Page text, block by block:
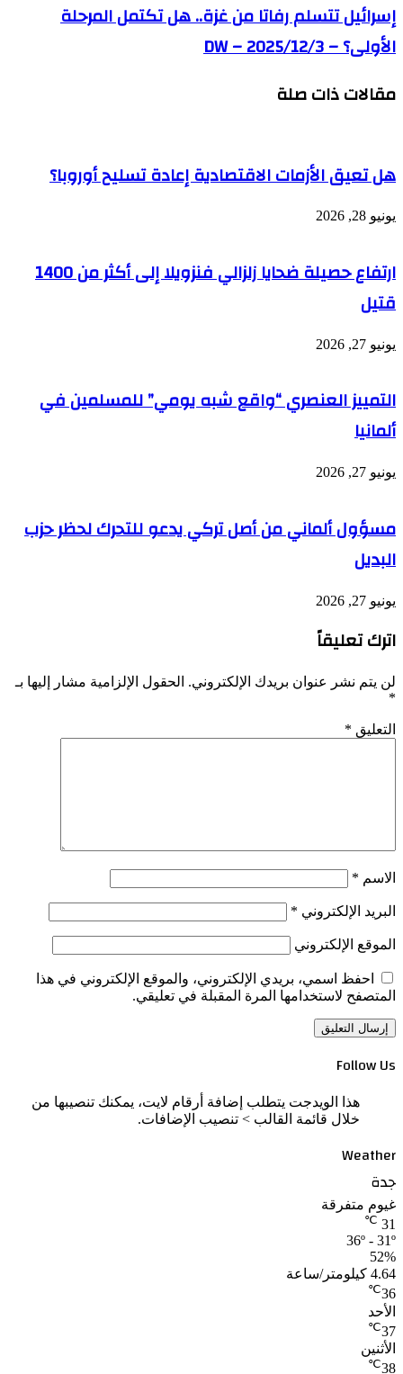
إسرائيل تتسلم رفاتا من غزة.. هل تكتمل المرحلة
الأولى؟ – DW – 2025/12/3
مقالات ذات صلة
هل تعيق الأزمات الاقتصادية إعادة تسليح أوروبا؟
يونيو 28, 2026
ارتفاع حصيلة ضحايا زلزالي فنزويلا إلى أكثر من 1400
قتيل
يونيو 27, 2026
التمييز العنصري “واقع شبه يومي” للمسلمين في
ألمانيا
يونيو 27, 2026
مسؤول ألماني من أصل تركي يدعو للتحرك لحظر حزب
البديل
يونيو 27, 2026
اترك تعليقاً
لن يتم نشر عنوان بريدك الإلكتروني. الحقول الإلزامية مشار إليها بـ
*
التعليق *
الاسم *
البريد الإلكتروني *
الموقع الإلكتروني
احفظ اسمي، بريدي الإلكتروني، والموقع الإلكتروني في هذا
المتصفح لاستخدامها المرة المقبلة في تعليقي.
Follow Us
هذا الويدجت يتطلب إضافة أرقام لايت، يمكنك تنصيبها من
خلال قائمة القالب > تنصيب الإضافات.
Weather
جدة
غيوم متفرقة
31
℃
36º - 31º
52%
4.64 كيلومتر/ساعة
36
℃
الأحد
37
℃
الأثنين
38
℃